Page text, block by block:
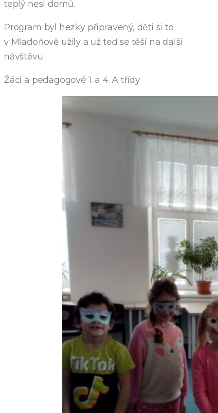
teplý nesl domů.
Program byl hezky připravený, děti si to
v Mladoňově užily a už teď se těší na další
návštěvu.
Žáci a pedagogové 1. a 4. A třídy